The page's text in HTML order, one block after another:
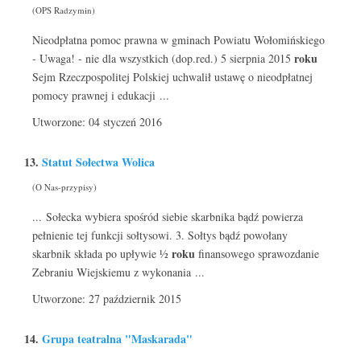
(OPS Radzymin)
Nieodpłatna pomoc prawna w gminach Powiatu Wołomińskiego
- Uwaga! - nie dla wszystkich (dop.red.) 5 sierpnia 2015 roku
Sejm Rzeczpospolitej Polskiej uchwalił ustawę o nieodpłatnej
pomocy prawnej i edukacji ...
Utworzone: 04 styczeń 2016
13. Statut Sołectwa Wolica
(O Nas-przypisy)
... Sołecka wybiera spośród siebie skarbnika bądź powierza
pełnienie tej funkcji sołtysowi. 3. Sołtys bądź powołany
skarbnik składa po upływie ½ roku finansowego sprawozdanie
Zebraniu Wiejskiemu z wykonania ...
Utworzone: 27 październik 2015
14. Grupa teatralna "Maskarada"